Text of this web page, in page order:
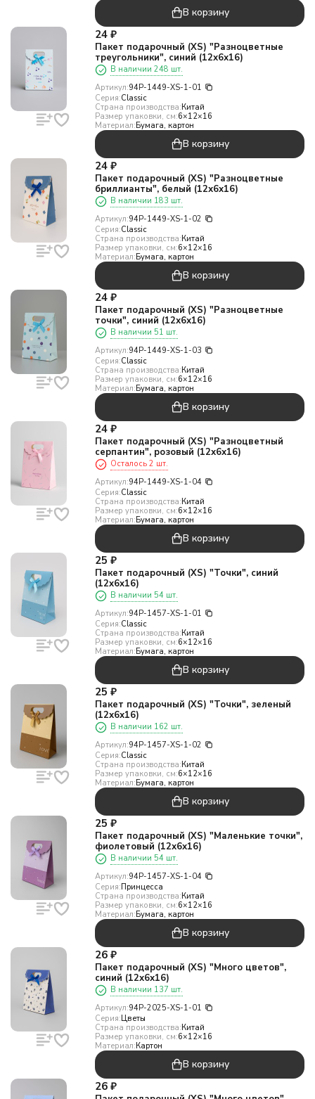
В корзину
24 ₽
Пакет подарочный (XS) "Разноцветные
треугольники", синий (12х6х16)
В наличии 248 шт.
Артикул:94P-1449-XS-1-01
Серия:Classic
Страна производства:Китай
Размер упаковки, см:6×12×16
Материал:Бумага, картон
В корзину
24 ₽
Пакет подарочный (XS) "Разноцветные
бриллианты", белый (12х6х16)
В наличии 183 шт.
Артикул:94P-1449-XS-1-02
Серия:Classic
Страна производства:Китай
Размер упаковки, см:6×12×16
Материал:Бумага, картон
В корзину
24 ₽
Пакет подарочный (XS) "Разноцветные
точки", синий (12х6х16)
В наличии 51 шт.
Артикул:94P-1449-XS-1-03
Серия:Classic
Страна производства:Китай
Размер упаковки, см:6×12×16
Материал:Бумага, картон
В корзину
24 ₽
Пакет подарочный (XS) "Разноцветный
серпантин", розовый (12х6х16)
Осталось 2 шт.
Артикул:94P-1449-XS-1-04
Серия:Classic
Страна производства:Китай
Размер упаковки, см:6×12×16
Материал:Бумага, картон
В корзину
25 ₽
Пакет подарочный (XS) "Точки", синий
(12x6x16)
В наличии 54 шт.
Артикул:94P-1457-XS-1-01
Серия:Classic
Страна производства:Китай
Размер упаковки, см:6×12×16
Материал:Бумага, картон
В корзину
25 ₽
Пакет подарочный (XS) "Точки", зеленый
(12х6х16)
В наличии 162 шт.
Артикул:94P-1457-XS-1-02
Серия:Classic
Страна производства:Китай
Размер упаковки, см:6×12×16
Материал:Бумага, картон
В корзину
25 ₽
Пакет подарочный (XS) "Маленькие точки",
фиолетовый (12х6х16)
В наличии 54 шт.
Артикул:94P-1457-XS-1-04
Серия:Принцесса
Страна производства:Китай
Размер упаковки, см:6×12×16
Материал:Бумага, картон
В корзину
26 ₽
Пакет подарочный (XS) "Много цветов",
синий (12х6х16)
В наличии 137 шт.
Артикул:94P-2025-XS-1-01
Серия:Цветы
Страна производства:Китай
Размер упаковки, см:6×12×16
Материал:Картон
В корзину
26 ₽